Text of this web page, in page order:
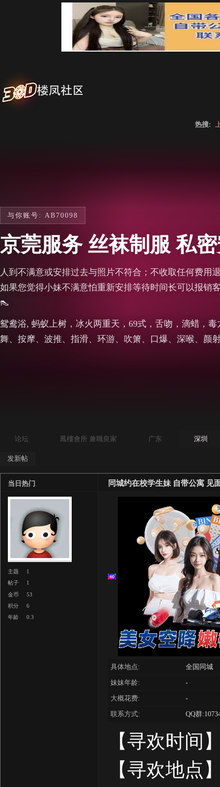
热搜:
与你账号: AB70098
京莞服务 丝袜制服 私
人到不满意或安排过去与照片不符合；不收取任何费用
如果您觉得小妹不满意怕重新安排等待时间长可以报销
👠
鸳鸯浴, 蚂蚁上树，冰火两重天，69式，舌吻，滴蜡，
舞、按摩、波推、指滑、环游、吹箫、口爆、深喉、颜
论坛 鳳樓會所 兼職良家 广东 深圳
发新帖
同城约在校学生妹 自带公寓 见
当日热门
主题
1
帖子
1
金币
53
积分
6
年龄
0.3
具体地点: 全国同城
妹妹年龄: -
大概花费: -
联系方式: QQ群
【寻欢时间
【寻欢地点